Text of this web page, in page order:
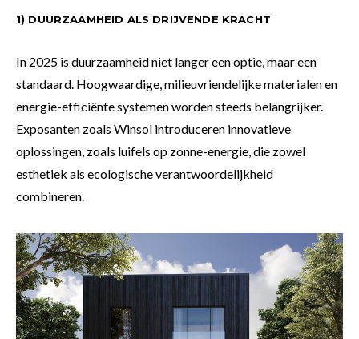
1) DUURZAAMHEID ALS DRIJVENDE KRACHT
In 2025 is duurzaamheid niet langer een optie, maar een
standaard. Hoogwaardige, milieuvriendelijke materialen en
energie-efficiënte systemen worden steeds belangrijker.
Exposanten zoals Winsol introduceren innovatieve
oplossingen, zoals luifels op zonne-energie, die zowel
esthetiek als ecologische verantwoordelijkheid
combineren.